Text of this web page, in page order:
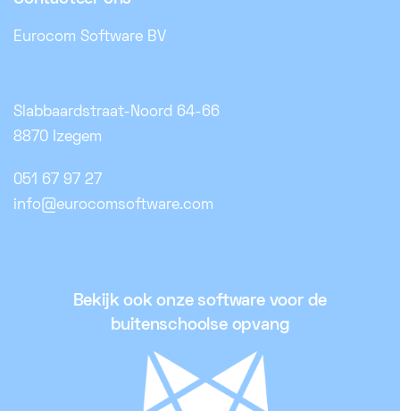
Eurocom Software BV
Slabbaardstraat-Noord 64-66
8870 Izegem
051 67 97 27
info@eurocomsoftware.com
Bekijk ook onze software voor de
buitenschoolse opvang